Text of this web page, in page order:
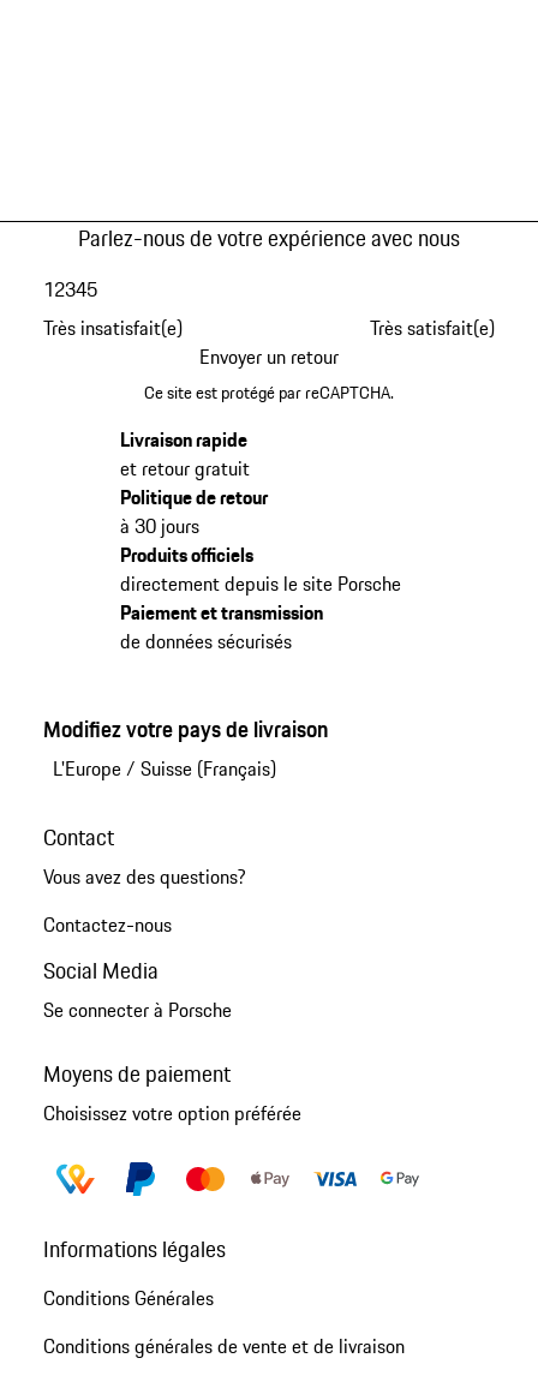
Parlez-nous de votre expérience avec nous
Très insatisfait(e)
12345
Très satisfait(e)
Envoyer un retour
Ce site est protégé par reCAPTCHA.
Livraison rapide
et retour gratuit
Politique de retour
à 30 jours
Produits officiels
directement depuis le site Porsche
Paiement et transmission
de données sécurisés
Modifiez votre pays de livraison
L'Europe/ Suisse (Français)
Contact
Vous avez des questions?
Contactez-nous
Social Media
Se connecter à Porsche
Moyens de paiement
Choisissez votre option préférée
Informations légales
Conditions Générales
Conditions générales de vente et de livraison